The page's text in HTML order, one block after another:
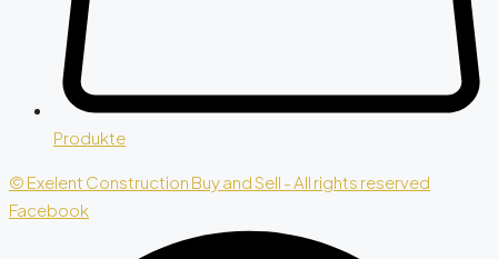
Produkte
© Exelent Construction Buy and Sell - All rights reserved
Facebook